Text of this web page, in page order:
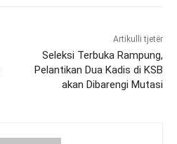
Artikulli tjetër
Seleksi Terbuka Rampung,
Pelantikan Dua Kadis di KSB
akan Dibarengi Mutasi